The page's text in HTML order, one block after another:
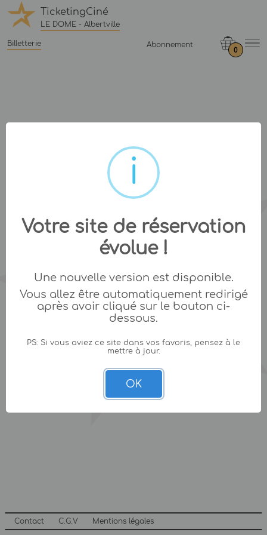
TicketingCiné
LE DOME - Albertville
Billetterie Abonnement
0
Contact C.G.V Mentions légales
Votre site de réservation
évolue !
Une nouvelle version est disponible.
Vous allez être automatiquement redirigé
après avoir cliqué sur le bouton ci-
dessous.
PS: Si vous aviez ce site dans vos favoris, pensez à le
mettre à jour.
OK